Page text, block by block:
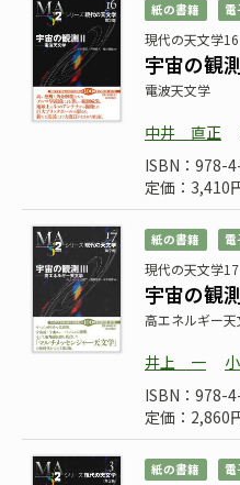
紙の書籍 電
現代の天文学16
宇宙の観
電波天文学
中井 直正
ISBN：978-
定価：3,410
紙の書籍 電
現代の天文学17
宇宙の観
高エネルギー天
井上 一
ISBN：978-
定価：2,860
紙の書籍 電